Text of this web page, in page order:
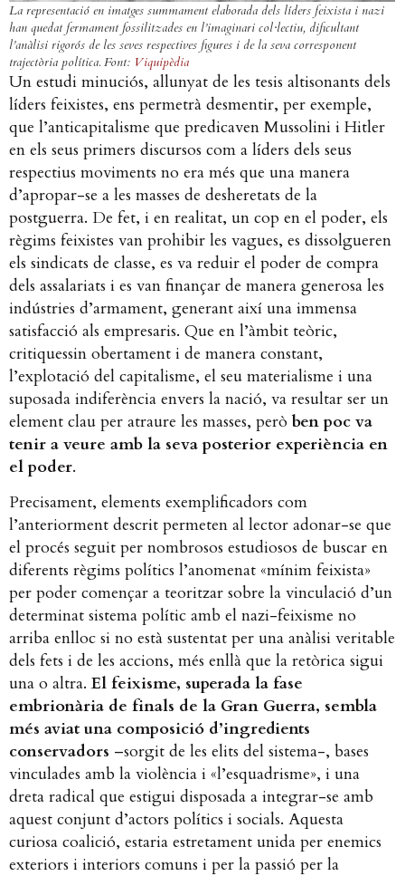
La representació en imatges summament elaborada dels líders feixista i nazi
han quedat fermament fossilitzades en l’imaginari col·lectiu, dificultant
l’anàlisi rigorós de les seves respectives figures i de la seva corresponent
trajectòria política. Font: Viquipèdia
Un estudi minuciós, allunyat de les tesis altisonants dels
líders feixistes, ens permetrà desmentir, per exemple,
que l’anticapitalisme que predicaven Mussolini i Hitler
en els seus primers discursos com a líders dels seus
respectius moviments no era més que una manera
d’apropar-se a les masses de desheretats de la
postguerra. De fet, i en realitat, un cop en el poder, els
règims feixistes van prohibir les vagues, es dissolgueren
els sindicats de classe, es va reduir el poder de compra
dels assalariats i es van finançar de manera generosa les
indústries d’armament, generant així una immensa
satisfacció als empresaris. Que en l’àmbit teòric,
critiquessin obertament i de manera constant,
l’explotació del capitalisme, el seu materialisme i una
suposada indiferència envers la nació, va resultar ser un
element clau per atraure les masses, però ben poc va
tenir a veure amb la seva posterior experiència en
el poder.
Precisament, elements exemplificadors com
l’anteriorment descrit permeten al lector adonar-se que
el procés seguit per nombrosos estudiosos de buscar en
diferents règims polítics l’anomenat «mínim feixista»
per poder començar a teoritzar sobre la vinculació d’un
determinat sistema polític amb el nazi-feixisme no
arriba enlloc si no està sustentat per una anàlisi veritable
dels fets i de les accions, més enllà que la retòrica sigui
una o altra.El feixisme, superada la fase
embrionària de finals de la Gran Guerra, sembla
més aviat una composició d’ingredients
conservadors –sorgit de les elits del sistema-, bases
vinculades amb la violència i «l’esquadrisme», i una
dreta radical que estigui disposada a integrar-se amb
aquest conjunt d’actors polítics i socials. Aquesta
curiosa coalició, estaria estretament unida per enemics
exteriors i interiors comuns i per la passió per la